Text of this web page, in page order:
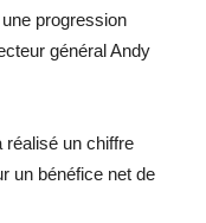
progression
général Andy
réalisé un chiffre
un bénéfice net de